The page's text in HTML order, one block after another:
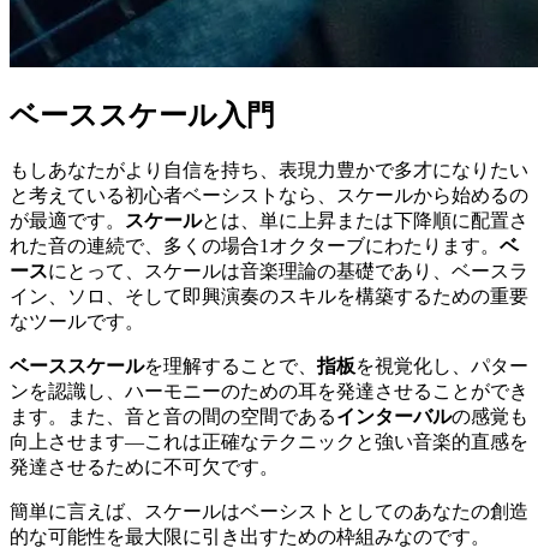
ベーススケール入門
もしあなたがより自信を持ち、表現力豊かで多才になりたい
と考えている初心者ベーシストなら、スケールから始めるの
が最適です。
スケールとは、単に上昇または下降順に配置さ
れた音の連続で、多くの場合1オクターブにわたります。 ベ
ースにとって、スケールは音楽理論の基礎であり、ベースラ
イン、ソロ、そして即興演奏のスキルを構築するための重要
なツールです。
ベーススケールを理解することで、指板を視覚化し、パター
ンを認識し、ハーモニーのための耳を発達させることができ
ます。また、音と音の間の空間であるインターバルの感覚も
向上させます—これは正確なテクニックと強い音楽的直感を
発達させるために不可欠です。
簡単に言えば、スケールはベーシストとしてのあなたの創造
的な可能性を最大限に引き出すための枠組みなのです。